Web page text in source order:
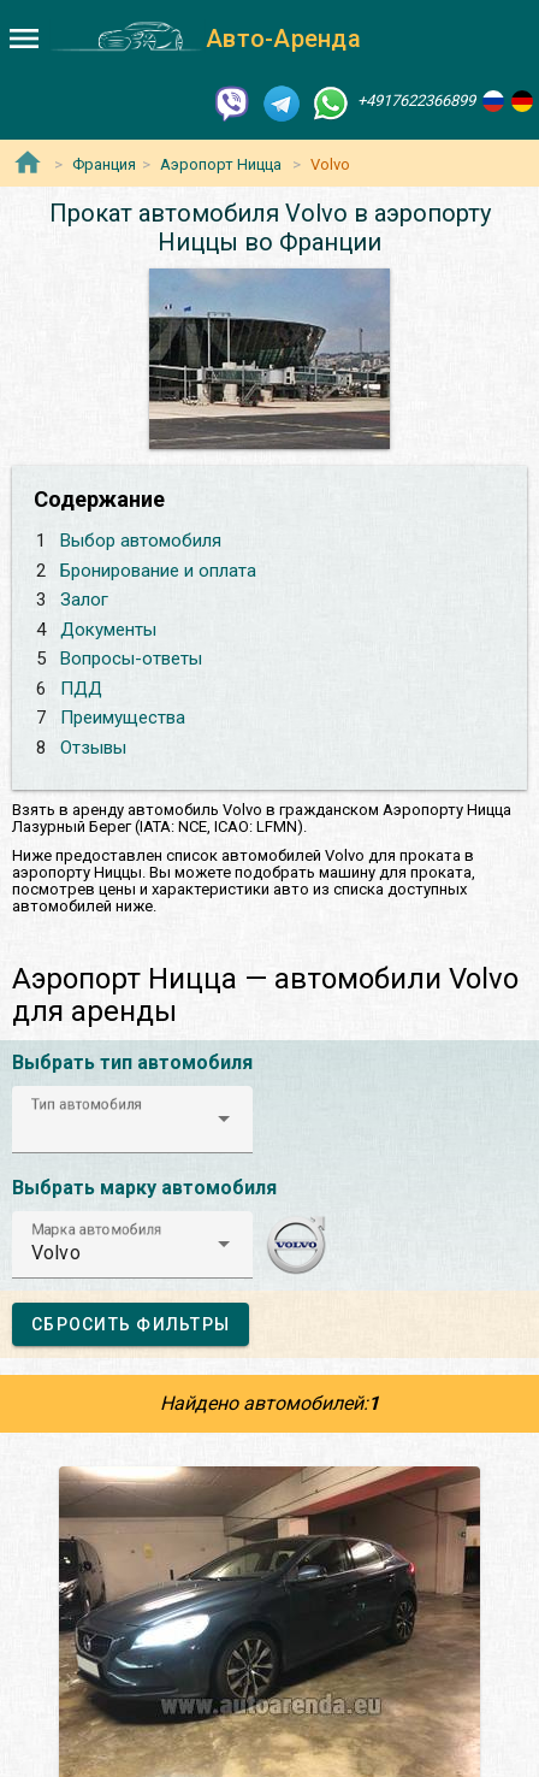
Авто-Аренда
+4917622366899
Франция Аэропорт Ницца Volvo
Прокат автомобиля Volvo в аэропорту
Ниццы во Франции
Содержание
1
Выбор автомобиля
2
Бронирование и оплата
3
Залог
4
Документы
5
Вопросы-ответы
6
ПДД
7
Преимущества
8
Отзывы
Взять в аренду автомобиль Volvo в гражданском Аэропорту Ницца
Лазурный Берег (IATA: NCE, ICAO: LFMN).
Ниже предоставлен список автомобилей Volvo для проката в
аэропорту Ниццы. Вы можете подобрать машину для проката,
посмотрев цены и характеристики авто из списка доступных
автомобилей ниже.
Аэропорт Ницца — автомобили Volvo
для аренды
Выбрать тип автомобиля
Тип автомобиля
Выбрать марку автомобиля
Марка автомобиля
Volvo
СБРОСИТЬ ФИЛЬТРЫ
Найдено автомобилей:1